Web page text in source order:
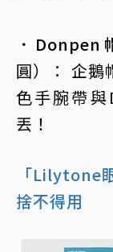
．Donpen
圓）： 企鵝
色手腕帶
丟！
「Lilytone
捨不得用